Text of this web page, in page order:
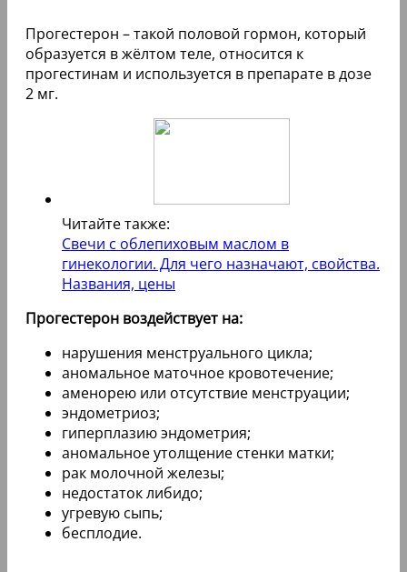
Прогестерон – такой половой гормон, который
образуется в жёлтом теле, относится к
прогестинам и используется в препарате в дозе
2 мг.
Читайте также:
Свечи с облепиховым маслом в
гинекологии. Для чего назначают, свойства.
Названия, цены
Прогестерон воздействует на:
нарушения менструального цикла;
аномальное маточное кровотечение;
аменорею или отсутствие менструации;
эндометриоз;
гиперплазию эндометрия;
аномальное утолщение стенки матки;
рак молочной железы;
недостаток либидо;
угревую сыпь;
бесплодие.